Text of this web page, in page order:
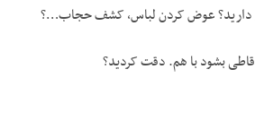
دارید؟ عوض کردن لباس، کشف حجاب…؟
بشود با هم. دقت کردید؟